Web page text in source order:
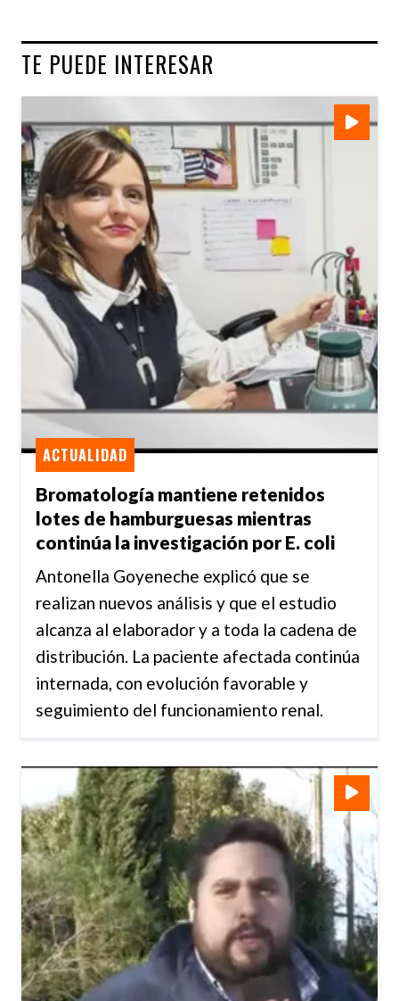
TE PUEDE INTERESAR
Bromatología mantiene retenidos
lotes de hamburguesas mientras
continúa la investigación por E. coli
ACTUALIDAD
Antonella Goyeneche explicó que se
realizan nuevos análisis y que el estudio
alcanza al elaborador y a toda la cadena de
distribución. La paciente afectada continúa
internada, con evolución favorable y
seguimiento del funcionamiento renal.